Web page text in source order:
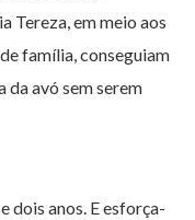
Tereza, em meio aos
família, conseguiam
da avó sem serem
dois anos. E esforça-